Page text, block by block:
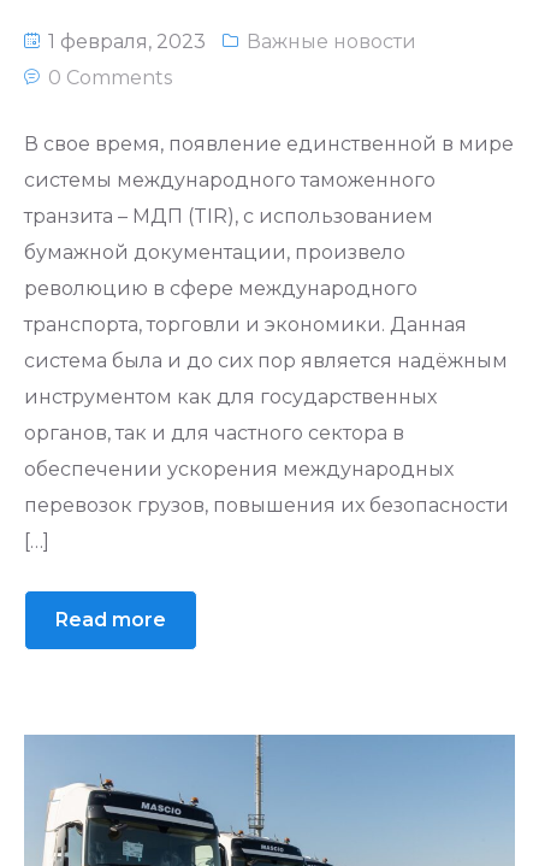
1 февраля, 2023
Важные новости
0 Comments
В свое время, появление единственной в мире
системы международного таможенного
транзита – МДП (TIR), с использованием
бумажной документации, произвело
революцию в сфере международного
транспорта, торговли и экономики. Данная
система была и до сих пор является надёжным
инструментом как для государственных
органов, так и для частного сектора в
обеспечении ускорения международных
перевозок грузов, повышения их безопасности
[…]
Read more